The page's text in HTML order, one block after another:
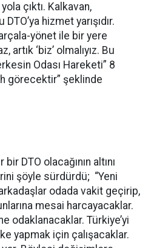
çıktı. Kalkavan,
hizmet yarışıdır.
yönet ile bir yere
artık ‘biz’ olmalıyız. Bu
Odası Hareketi” 8
görecektir” şeklinde
DTO olacağının altını
şöyle sürdürdü; “Yeni
odada vakit geçirip,
mesai harcayacaklar.
odaklanacaklar. Türkiye’yi
yapmak için çalışacaklar.